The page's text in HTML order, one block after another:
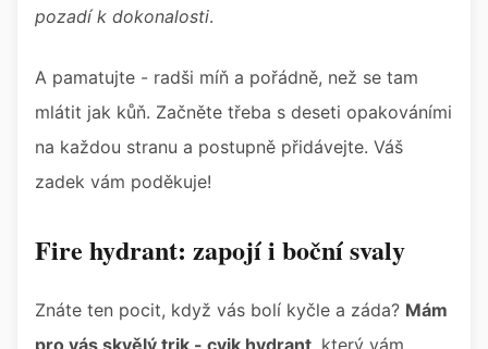
pozadí k dokonalosti.
A pamatujte - radši míň a pořádně, než se tam
mlátit jak kůň. Začněte třeba s deseti opakováními
na každou stranu a postupně přidávejte. Váš
zadek vám poděkuje!
Fire hydrant: zapojí i boční svaly
Znáte ten pocit, když vás bolí kyčle a záda? Mám
pro vás skvělý trik - cvik hydrant, který vám